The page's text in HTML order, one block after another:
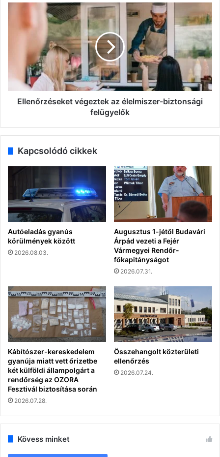
Ellenőrzéseket
felügyelők
Ellenőrzéseket végeztek az élelmiszer-biztonsági
felügyelők
Kapcsolódó cikkek
Autóeladás gyanús
körülmények között
2026.08.03.
Augusztus 1-jétől Budavári
Árpád vezeti a Fejér
Vármegyei Rendőr-
főkapitányságot
2026.07.31.
Kábítószer-kereskedelem
gyanúja miatt vett őrizetbe
két külföldi állampolgárt a
rendőrség az OZORA
Fesztivál biztosítása során
2026.07.28.
Összehangolt közterületi
ellenőrzés
2026.07.24.
Kövess minket